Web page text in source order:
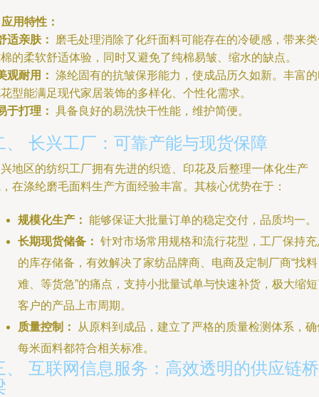
用特性：
适亲肤：
磨毛处理消除了化纤面料可能存在的冷硬感，带来
的柔软舒适体验，同时又避免了纯棉易皱、缩水的缺点。
观耐用： 涤纶固有的抗皱保形能力，使成品历久如新。丰富
型能满足现代家居装饰的多样化、个性化需求。
于打理： 具备良好的易洗快干性能，维护简便。
、 长兴工厂：可靠产能与现货保障
地区的纺织工厂拥有先进的织造、印花及后整理一体化生产
在涤纶磨毛面料生产方面经验丰富。其核心优势在于：
规模化生产： 能够保证大批量订单的稳定交付，品质均一。
长期现货储备： 针对市场常用规格和流行花型，工厂保持充
的库存储备，有效解决了家纺品牌商、电商及定制厂商“找料
难、等货急”的痛点，支持小批量试单与快速补货，极大缩
客户的产品上市周期。
质量控制：
从原料到成品，建立了严格的质量检测体系，确
每米面料都符合相关标准。
、 互联网信息服务：高效透明的供应链桥